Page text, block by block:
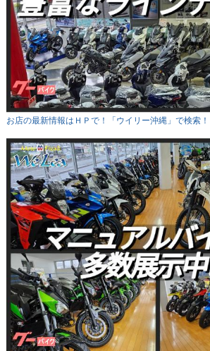
お店の最新情報はＨＰで！「ウイリー沖縄」で検索！